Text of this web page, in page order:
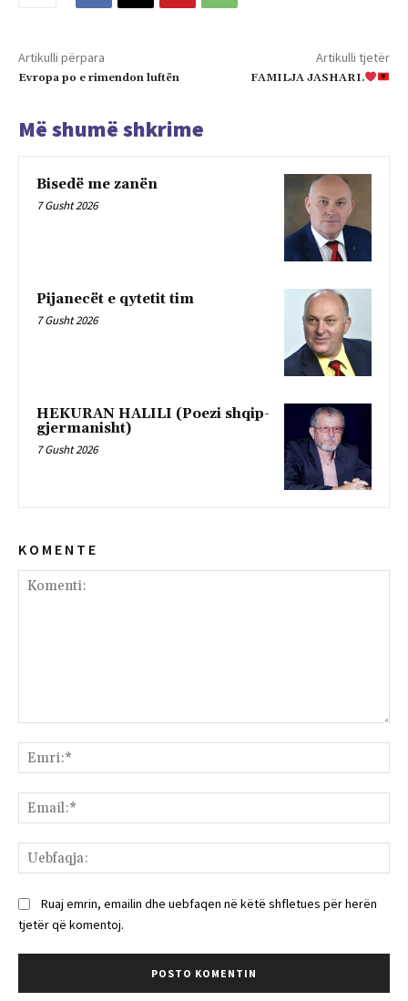
Artikulli përpara
Evropa po e rimendon luftën
Artikulli tjetër
FAMILJA JASHARI.
Më shumë shkrime
Bisedë me zanën
7 Gusht 2026
Pijanecët e qytetit tim
7 Gusht 2026
HEKURAN HALILI (Poezi shqip-
gjermanisht)
7 Gusht 2026
K O M E N T E
Ruaj emrin, emailin dhe uebfaqen në këtë shfletues për herën
tjetër që komentoj.